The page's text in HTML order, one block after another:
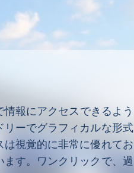
報にアクセスできるよう
ーでグラフィカルな形式
視覚的に非常に優れてお
す。ワンクリックで、過